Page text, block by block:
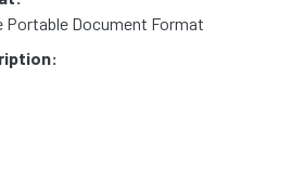
Portable Document Format